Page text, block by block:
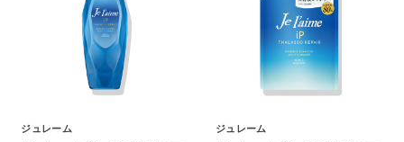
ジュレーム ジュレーム